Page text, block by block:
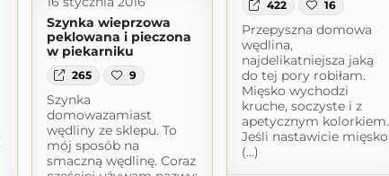
422 16
Przepyszna domowa
wędlina,
najdelikatniejsza jaką
do tej pory robiłam.
Mięsko wychodzi
kruche, soczyste i z
apetycznym kolorkiem.
Jeśli nastawicie mięsko
(...)
Szynka wieprzowa
peklowana i pieczona
w piekarniku
265 9
Szynka
domowazamiast
wędliny ze sklepu. To
mój sposób na
smaczną wędlinę. Coraz